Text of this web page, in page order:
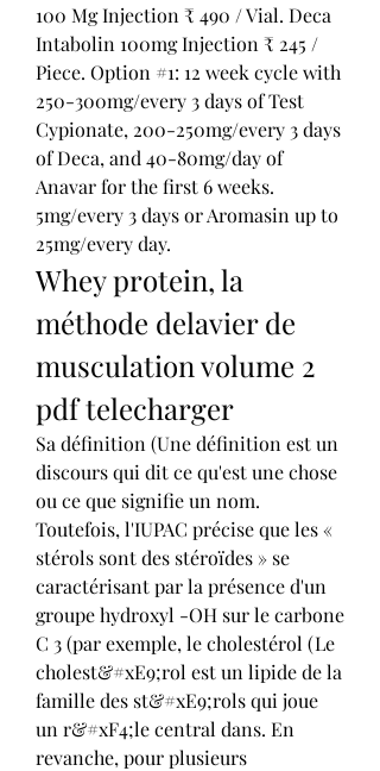
100 Mg Injection ₹ 490 / Vial. Deca
Intabolin 100mg Injection ₹ 245 /
Piece. Option #1: 12 week cycle with
250-300mg/every 3 days of Test
Cypionate, 200-250mg/every 3 days
of Deca, and 40-80mg/day of
Anavar for the first 6 weeks.
5mg/every 3 days or Aromasin up to
25mg/every day.
Whey protein, la
méthode delavier de
musculation volume 2
pdf telecharger
Sa définition (Une définition est un
discours qui dit ce qu'est une chose
ou ce que signifie un nom.
Toutefois, l'IUPAC précise que les «
stérols sont des stéroïdes » se
caractérisant par la présence d'un
groupe hydroxyl -OH sur le carbone
C 3 (par exemple, le cholestérol (Le
cholest&#xE9;rol est un lipide de la
famille des st&#xE9;rols qui joue
un r&#xF4;le central dans. En
revanche, pour plusieurs